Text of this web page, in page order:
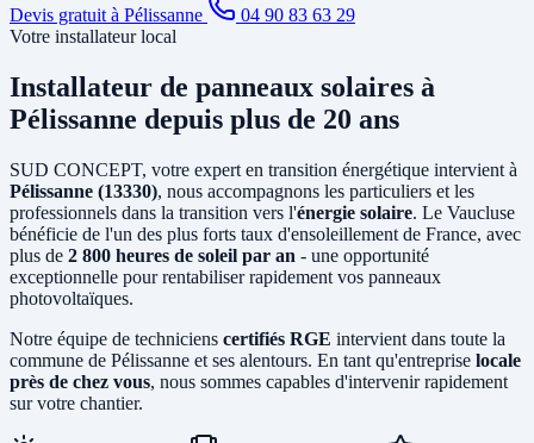
Devis gratuit à Pélissanne
04 90 83 63 29
Votre installateur local
Installateur de panneaux solaires à
Pélissanne depuis plus de 20 ans
SUD CONCEPT, votre expert en transition énergétique intervient à
Pélissanne (13330), nous accompagnons les particuliers et les
professionnels dans la transition vers l'énergie solaire. Le Vaucluse
bénéficie de l'un des plus forts taux d'ensoleillement de France, avec
plus de 2 800 heures de soleil par an - une opportunité
exceptionnelle pour rentabiliser rapidement vos panneaux
photovoltaïques.
Notre équipe de techniciens certifiés RGE intervient dans toute la
commune de Pélissanne et ses alentours. En tant qu'entreprise locale
près de chez vous, nous sommes capables d'intervenir rapidement
sur votre chantier.